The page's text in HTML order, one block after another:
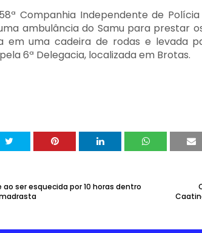
Companhia Independente de
ambulância do Samu para prestar
em uma cadeira de rodas e levada
6ª Delegacia, localizada em Brotas.
ao ser esquecida por 10 horas dentro